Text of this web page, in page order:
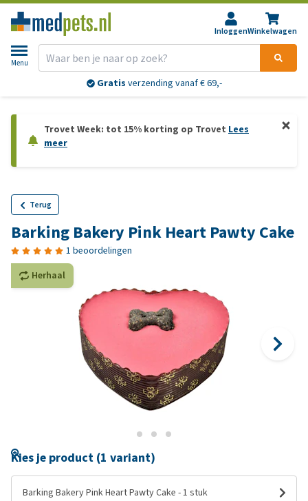
InloggenWinkelwagen
Menu
Gratis verzending vanaf € 69,-
Trovet Week: tot 15% korting op Trovet Lees
meer
Terug
Barking Bakery Pink Heart Pawty Cake
1 beoordelingen
Herhaal
Kies je product (1 variant)
Barking Bakery Pink Heart Pawty Cake - 1 stuk